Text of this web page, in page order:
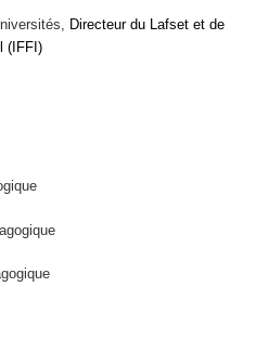
Directeur du Lafset et de
(IFFI)